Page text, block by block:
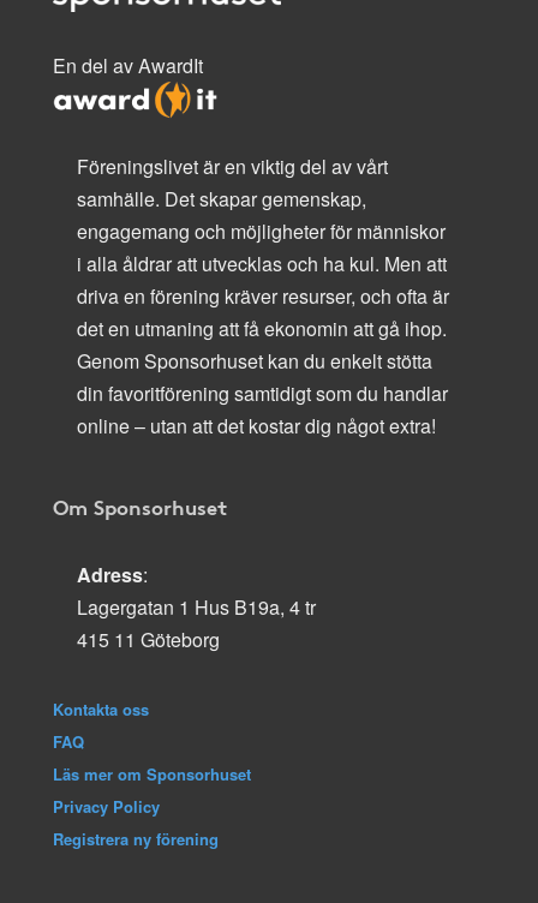
En del av AwardIt
Föreningslivet är en viktig del av vårt
samhälle. Det skapar gemenskap,
engagemang och möjligheter för människor
i alla åldrar att utvecklas och ha kul. Men att
driva en förening kräver resurser, och ofta är
det en utmaning att få ekonomin att gå ihop.
Genom Sponsorhuset kan du enkelt stötta
din favoritförening samtidigt som du handlar
online – utan att det kostar dig något extra!
Om Sponsorhuset
Adress:
Lagergatan 1 Hus B19a, 4 tr
415 11 Göteborg
Kontakta oss
FAQ
Läs mer om Sponsorhuset
Privacy Policy
Registrera ny förening